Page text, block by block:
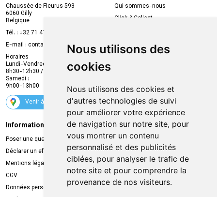
Nous utilisons des
cookies
Nous utilisons des cookies et
d'autres technologies de suivi
pour améliorer votre expérience
de navigation sur notre site, pour
vous montrer un contenu
personnalisé et des publicités
ciblées, pour analyser le trafic de
notre site et pour comprendre la
provenance de nos visiteurs.
Chaussée de Fleurus 593
6060 Gilly
Belgique
Tél. : +32 71 41 32 10
E-mail : contact
mvapharma.be
Horaires
Lundi-Vendredi :
8h30-12h30 / 13h30-18h30
Samedi :
9h00-13h00
Venir à la pharmacie
Qui sommes-nous
Click & Collect
Compte professionnel
Envoi d’ordonnance
Suivez-nous
Informations légales
Poser une question
Déclarer un effet indésirable
Mentions légales
CGV
Données personnelles
Livraison
Retrait à la pharmacie
Livraison chez vous
Livraison dans un Point Relais